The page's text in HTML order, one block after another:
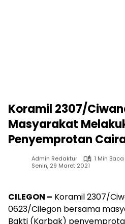
Koramil 2307/
Masyarakat
Penyemprotan
Admin Redaktur
1 Min Baca
Senin, 29 Maret 2021
CILEGON – Koramil 2307/
0623/Cilegon bersama
Bakti (Karbak)